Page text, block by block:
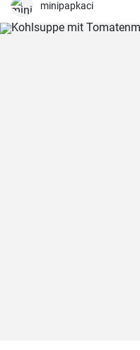
minipapkaci